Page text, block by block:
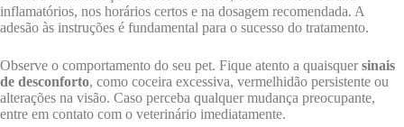
inflamatórios, nos horários certos e na dosagem recomendada. A
adesão às instruções é fundamental para o sucesso do tratamento.
Observe o comportamento do seu pet. Fique atento a quaisquersinais
de desconforto, como coceira excessiva, vermelhidão persistente ou
alterações na visão. Caso perceba qualquer mudança preocupante,
entre em contato com o veterinário imediatamente.